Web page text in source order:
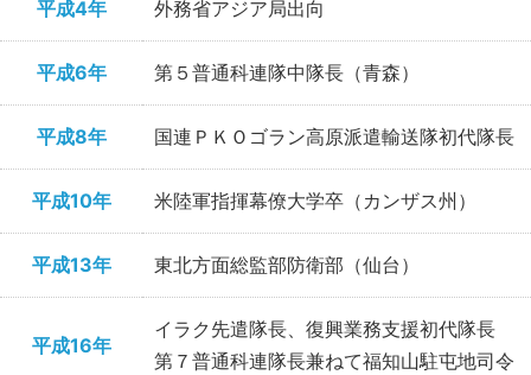
平成4年 外務省アジア局出向
平成6年 第５普通科連隊中隊長（青森）
平成8年 国連ＰＫＯゴラン高原派遣輸送隊初代隊長
平成10年 米陸軍指揮幕僚大学卒（カンザス州）
平成13年 東北方面総監部防衛部（仙台）
平成16年
イラク先遣隊長、復興業務支援初代隊長
第７普通科連隊長兼ねて福知山駐屯地司令